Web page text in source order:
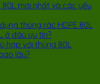
mới nhất và các yếu
thùng rác HDPE 80L
ở đâu uy tín?
hợp với thùng 80L
lâu?